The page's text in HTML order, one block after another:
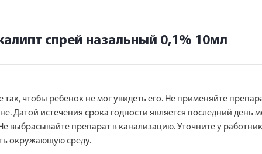
спрей назальный 0,1% 10мл
чтобы ребенок не мог увидеть его. Не применяйте
Датой истечения срока годности является последний день
выбрасывайте препарат в канализацию. Уточните у
окружающую среду.